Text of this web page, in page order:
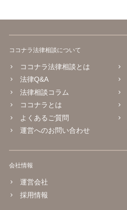
ココナラ法律相談について
ココナラ法律相談とは
法律Q&A
法律相談コラム
ココナラとは
よくあるご質問
運営へのお問い合わせ
会社情報
運営会社
採用情報